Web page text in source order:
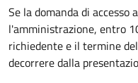
Se la domanda di
l'amministrazione, entro
richiedente e il termine
decorrere dalla